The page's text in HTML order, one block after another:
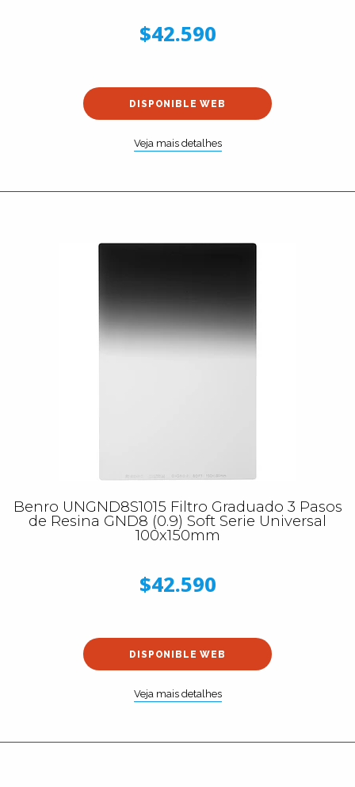
$42.590
DISPONIBLE WEB
Veja mais detalhes
Benro UNGND8S1015 Filtro Graduado 3 Pasos
de Resina GND8 (0.9) Soft Serie Universal
100x150mm
$42.590
DISPONIBLE WEB
Veja mais detalhes